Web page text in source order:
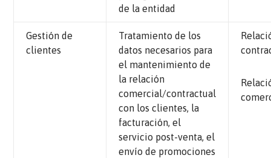
de la entidad
Gestión de
clientes
Tratamiento de los
datos necesarios para
el mantenimiento de
la relación
comercial/contractual
con los clientes, la
facturación, el
servicio post-venta, el
envío de promociones